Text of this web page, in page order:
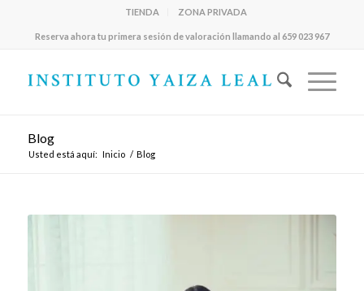
TIENDA ZONA PRIVADA
Reserva ahora tu primera sesión de valoración llamando al 659 023 967
Blog
Usted está aquí: Inicio / Blog